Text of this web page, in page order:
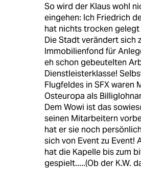
So wird der Klaus wohl
eingehen: Ich Friedrich
hat nichts trocken
Die Stadt verändert sich
Immobilienfond für
eh schon gebeutelten
Dienstleisterklasse!
Flugfeldes in SFX waren
Osteuropa als
Dem Wowi ist das
seinen Mitarbeitern
hat er sie noch
sich von Event zu Event!
hat die Kapelle bis zum
gespielt.....(Ob der K.W.